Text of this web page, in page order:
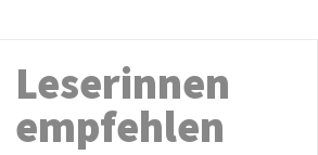
Leserinnen
empfehlen